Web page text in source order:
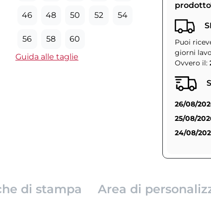
46 48 50 52 54
56 58
60
Guida alle taglie
Puoi
giorni
Ovvero il:
26/08/
25/08/
24/08/
di stampa
Area di